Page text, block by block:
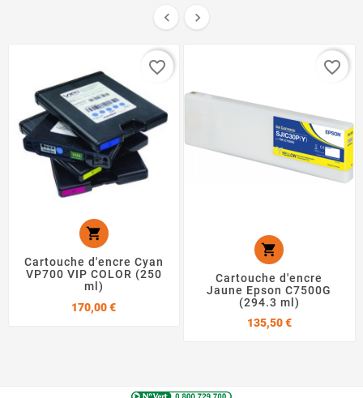
 

Cartouche d'encre Cyan
VP700 VIP COLOR (250
ml)
170,00 €Prix
favorite_border

Cartouche d'encre
Jaune Epson C7500G
(294.3 ml)
135,50 €Prix
favorite_border